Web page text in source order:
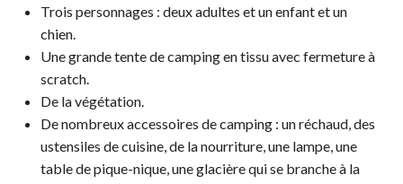
Trois personnages : deux adultes et un enfant et un
chien.
Une grande tente de camping en tissu avec fermeture à
scratch.
De la végétation.
De nombreux accessoires de camping : un réchaud, des
ustensiles de cuisine, de la nourriture, une lampe, une
table de pique-nique, une glacière qui se branche à la